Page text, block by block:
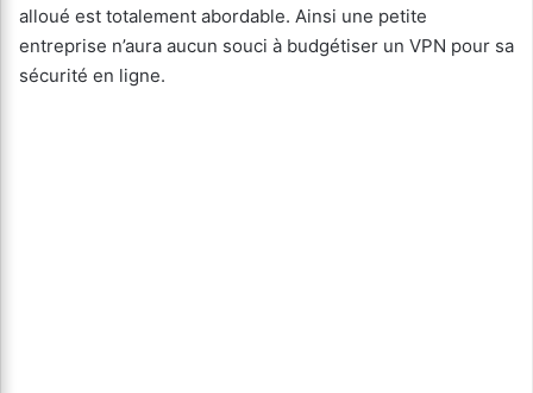
alloué est totalement abordable. Ainsi une petite
entreprise n’aura aucun souci à budgétiser un VPN pour sa
sécurité en ligne.